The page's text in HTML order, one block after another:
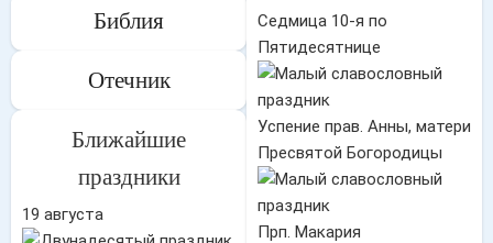
Библия
Отечник
Ближайшие
праздники
19 августа
Седмица 10-я по
Пятидесятнице
Успение прав. Анны, матери
Пресвятой Богородицы
Прп. Макария